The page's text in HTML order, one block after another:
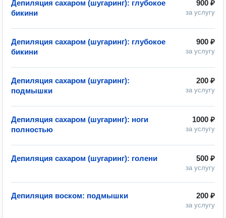
900 ₽
за услугу
Депиляция сахаром (шугаринг): глубокое
бикини
900 ₽
за услугу
Депиляция сахаром (шугаринг): глубокое
бикини
200 ₽
за услугу
Депиляция сахаром (шугаринг):
подмышки
1000 ₽
за услугу
Депиляция сахаром (шугаринг): ноги
полностью
500 ₽
за услугу
Депиляция сахаром (шугаринг): голени
200 ₽
за услугу
Депиляция воском: подмышки